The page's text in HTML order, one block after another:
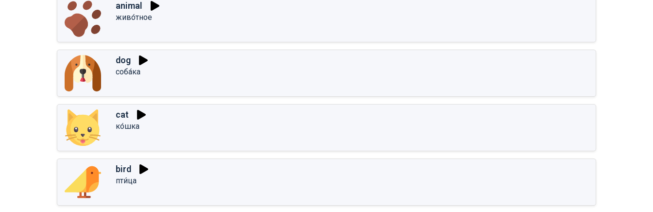
animal
живо́тное
dog
соба́ка
cat
ко́шка
bird
пти́ца